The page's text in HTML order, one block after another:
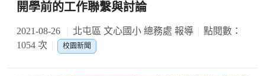
開學前的工作聯繫與討論
2021-08-26 北屯區 文心國小 總務處 報導
點閱數：
1054 次
校園新聞